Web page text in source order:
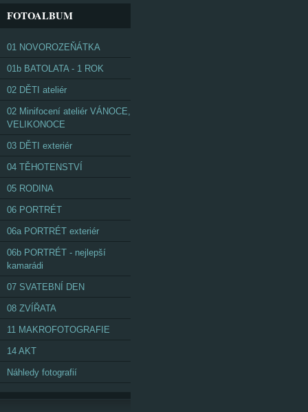
FOTOALBUM
01 NOVOROZEŇÁTKA
01b BATOLATA - 1 ROK
02 DĚTI ateliér
02 Minifocení ateliér VÁNOCE,
VELIKONOCE
03 DĚTI exteriér
04 TĚHOTENSTVÍ
05 RODINA
06 PORTRÉT
06a PORTRÉT exteriér
06b PORTRÉT - nejlepší
kamarádi
07 SVATEBNÍ DEN
08 ZVÍŘATA
11 MAKROFOTOGRAFIE
14 AKT
Náhledy fotografií